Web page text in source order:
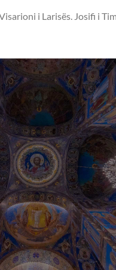
i Larisës. Josifi i